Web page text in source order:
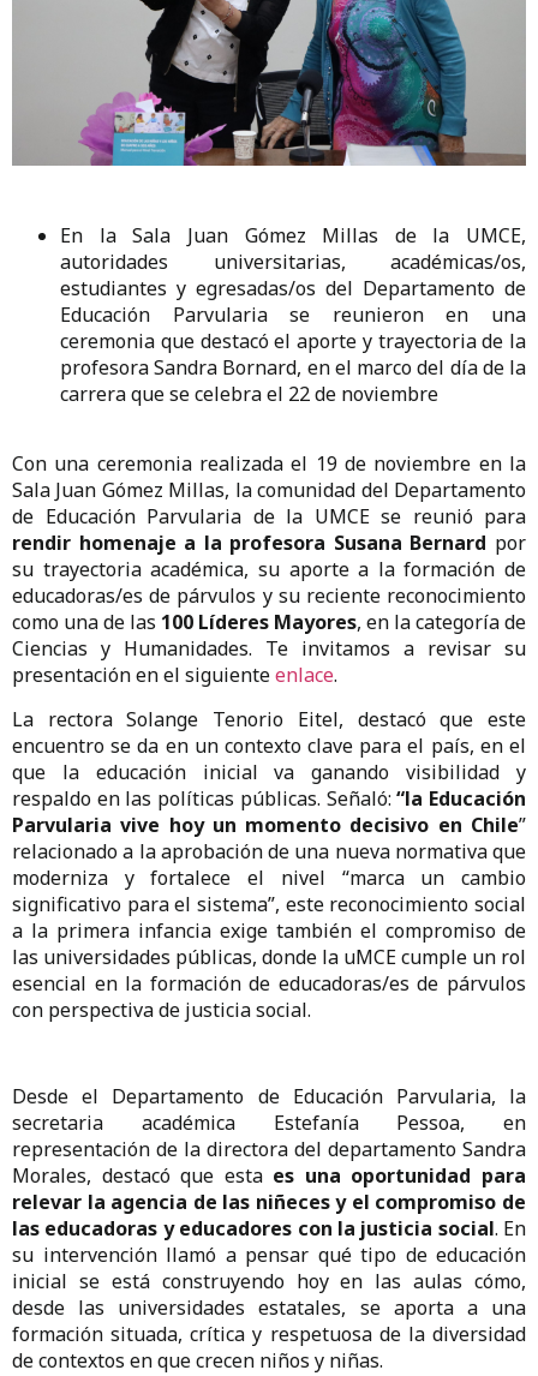
En la Sala Juan Gómez Millas de la UMCE,
autoridades universitarias, académicas/os,
estudiantes y egresadas/os del Departamento de
Educación Parvularia se reunieron en una
ceremonia que destacó el aporte y trayectoria de la
profesora Sandra Bornard, en el marco del día de la
carrera que se celebra el 22 de noviembre
Con una ceremonia realizada el 19 de noviembre en la
Sala Juan Gómez Millas, la comunidad del Departamento
de Educación Parvularia de la UMCE se reunió para
rendir homenaje a la profesora Susana Bernard por
su trayectoria académica, su aporte a la formación de
educadoras/es de párvulos y su reciente reconocimiento
como una de las 100 Líderes Mayores, en la categoría de
Ciencias y Humanidades. Te invitamos a revisar su
presentación en el siguienteenlace.
La rectora Solange Tenorio Eitel, destacó que este
encuentro se da en un contexto clave para el país, en el
que la educación inicial va ganando visibilidad y
respaldo en las políticas públicas. Señaló:“la Educación
Parvularia vive hoy un momento decisivo en Chile”
relacionado a la aprobación de una nueva normativa que
moderniza y fortalece el nivel “marca un cambio
significativo para el sistema”, este reconocimiento social
a la primera infancia exige también el compromiso de
las universidades públicas, donde la uMCE cumple un rol
esencial en la formación de educadoras/es de párvulos
con perspectiva de justicia social.
Desde el Departamento de Educación Parvularia, la
secretaria académica Estefanía Pessoa, en
representación de la directora del departamento Sandra
Morales, destacó que esta es una oportunidad para
relevar la agencia de las niñeces y el compromiso de
las educadoras y educadores con la justicia social. En
su intervención llamó a pensar qué tipo de educación
inicial se está construyendo hoy en las aulas cómo,
desde las universidades estatales, se aporta a una
formación situada, crítica y respetuosa de la diversidad
de contextos en que crecen niños y niñas.